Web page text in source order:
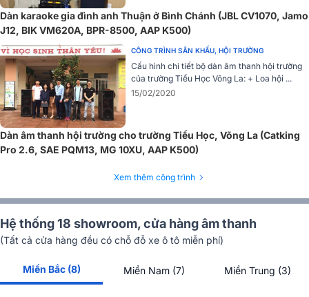
HÃNG, giá RẺ đến chuyên nghiệp, Cao
Cấp
dây khác tại Bảo Châu elec. Bán các loại
micro karaoke có dây giá rẻ, không dây cao
cấp chuyên nghiệp chính hãng với giá tốt
nhất dùng cho phòng hát gia đình và kinh doanh..
Dàn karaoke gia đình anh Thuận ở Bình Chánh (JBL CV1070, Jamo
J12, BIK VM620A, BPR-8500, AAP K500)
CÔNG TRÌNH SÂN KHẤU, HỘI TRƯỜNG
Cấu hình chi tiết bộ dàn âm thanh hội trường
của trường Tiểu Học Võng La: + Loa hội ...
15/02/2020
Dàn âm thanh hội trường cho trường Tiểu Học, Võng La (Catking
Pro 2.6, SAE PQM13, MG 10XU, AAP K500)
Xem thêm công trình
Hệ thống 18 showroom, cửa hàng âm thanh
(Tất cả cửa hàng đều có chỗ đỗ xe ô tô miễn phí)
Miền Bắc (8) Miền Nam (7) Miền Trung (3)